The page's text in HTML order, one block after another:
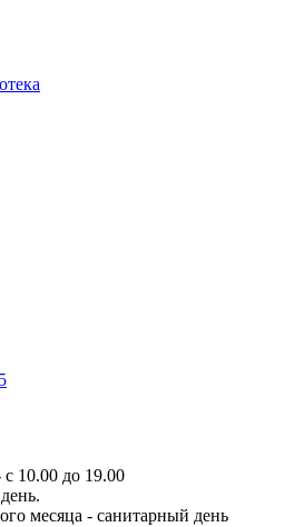
10.00 до 19.00
месяца - санитарный день